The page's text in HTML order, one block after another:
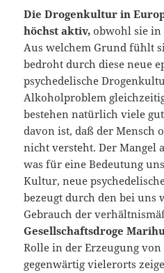
Die Drogenkultur in
höchst aktiv, obwohl sie in
Aus welchem Grund fühlt
bedroht durch diese neue
psychedelische
Alkoholproblem
bestehen natürlich viele
davon ist, daß der Mensch
nicht versteht. Der Mangel
was für eine Bedeutung
Kultur, neue
bezeugt durch den bei uns
Gebrauch der
Gesellschaftsdroge
Rolle in der Erzeugung von
gegenwärtig vielerorts